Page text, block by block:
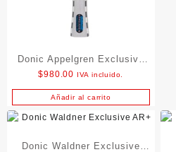
Donic Appelgren Exclusive
AR
$980.00 IVA incluido.
Añadir al carrito
Donic Waldner Exclusive